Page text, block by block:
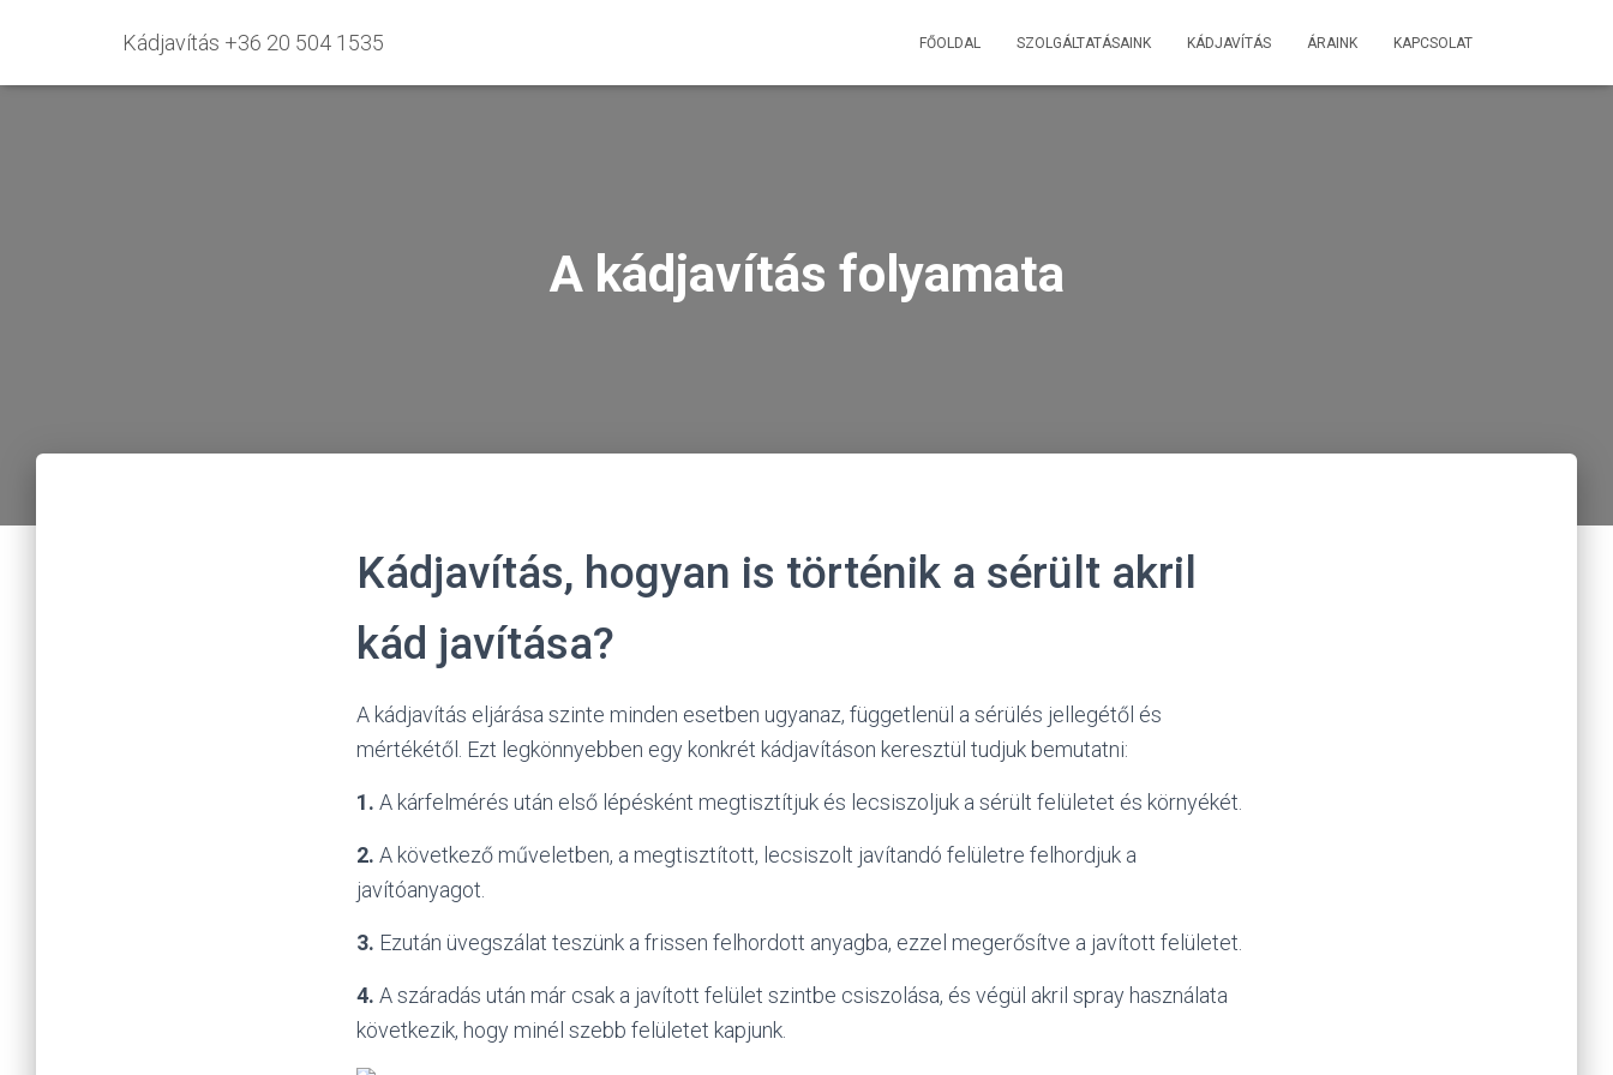
Kádjavítás +36 20 504 1535 FŐOLDAL SZOLGÁLTATÁSAINK KÁDJAVÍTÁS ÁRAINK KAPCSOLAT
A kádjavítás folyamata
Kádjavítás, hogyan is történik a sérült akril
kád javítása?
A kádjavítás eljárása szinte minden esetben ugyanaz, függetlenül a sérülés jellegétől és
mértékétől. Ezt legkönnyebben egy konkrét kádjavításon keresztül tudjuk bemutatni:
1. A kárfelmérés után első lépésként megtisztítjuk és lecsiszoljuk a sérült felületet és környékét.
2. A következő műveletben, a megtisztított, lecsiszolt javítandó felületre felhordjuk a
javítóanyagot.
3. Ezután üvegszálat teszünk a frissen felhordott anyagba, ezzel megerősítve a javított felületet.
4. A száradás után már csak a javított felület szintbe csiszolása, és végül akril spray használata
következik, hogy minél szebb felületet kapjunk.